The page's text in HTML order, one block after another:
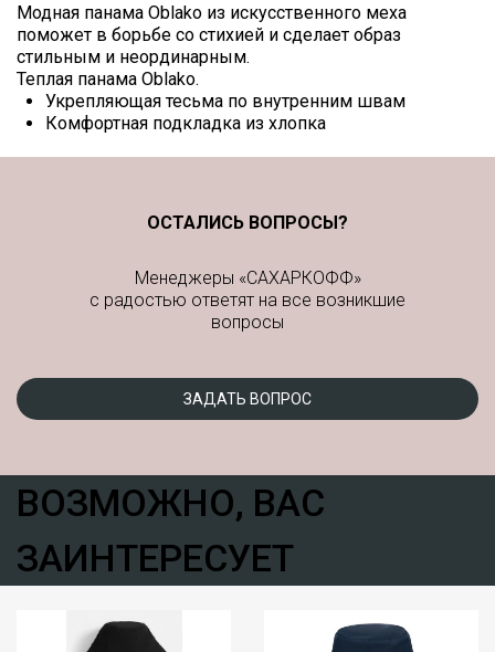
Модная панама Oblako из искусственного меха
поможет в борьбе со стихией и сделает образ
стильным и неординарным.
Теплая панама Oblako.
Укрепляющая тесьма по внутренним швам
Комфортная подкладка из хлопка
ОСТАЛИСЬ ВОПРОСЫ?
Менеджеры «САХАРКОФФ»
с радостью ответят на все возникшие
вопросы
ЗАДАТЬ ВОПРОС
ВОЗМОЖНО, ВАС
ЗАИНТЕРЕСУЕТ